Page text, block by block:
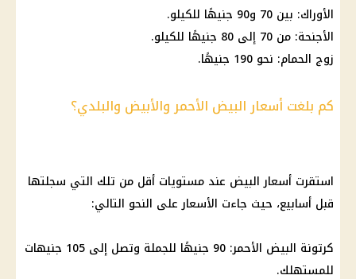
الأوراك: بين 70 و90 جنيهًا للكيلو.
الأجنحة: من 70 إلى 80 جنيهًا للكيلو.
زوج الحمام: نحو 190 جنيهًا.
كم بلغت أسعار البيض الأحمر والأبيض والبلدي؟
استقرت أسعار البيض عند مستويات أقل من تلك التي سجلتها
قبل أسابيع، حيث جاءت الأسعار على النحو التالي:
كرتونة البيض الأحمر: 90 جنيهًا للجملة وتصل إلى 105 جنيهات
للمستهلك.